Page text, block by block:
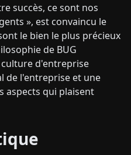
succès, ce sont nos
», est convaincu le
le bien le plus précieux
de BUG
culture d'entreprise
de l'entreprise et une
aspects qui plaisent